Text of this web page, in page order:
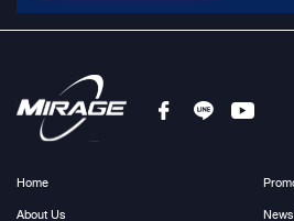
Home
About Us